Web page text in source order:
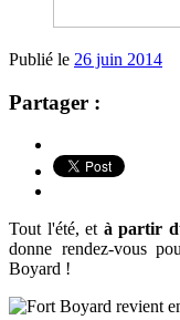
Publié le 26 juin 2014
Partager :
Tout l'été, et à partir
donne rendez-vous
Boyard !